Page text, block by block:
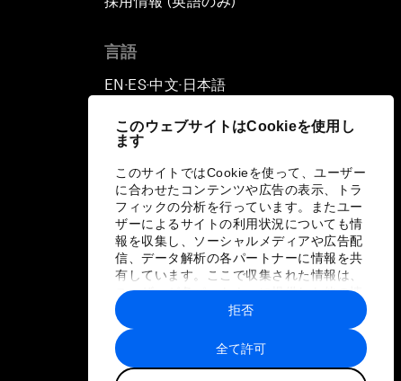
このウェブサイトはCookieを使用し
ます
このサイトではCookieを使って、ユーザー
に合わせたコンテンツや広告の表示、トラ
フィックの分析を行っています。またユー
ザーによるサイトの利用状況についても情
報を収集し、ソーシャルメディアや広告配
信、データ解析の各パートナーに情報を共
有しています。ここで収集された情報は、
ユーザーが各パートナーに提供した他の情
報や各パートナーのサービスを使用した際
に収集された情報と組み合わされ、各パー
トナーによって使用されることがありま
す。
全て許可
拒否
言語
EN ▪ ES▪中文▪ 日本語